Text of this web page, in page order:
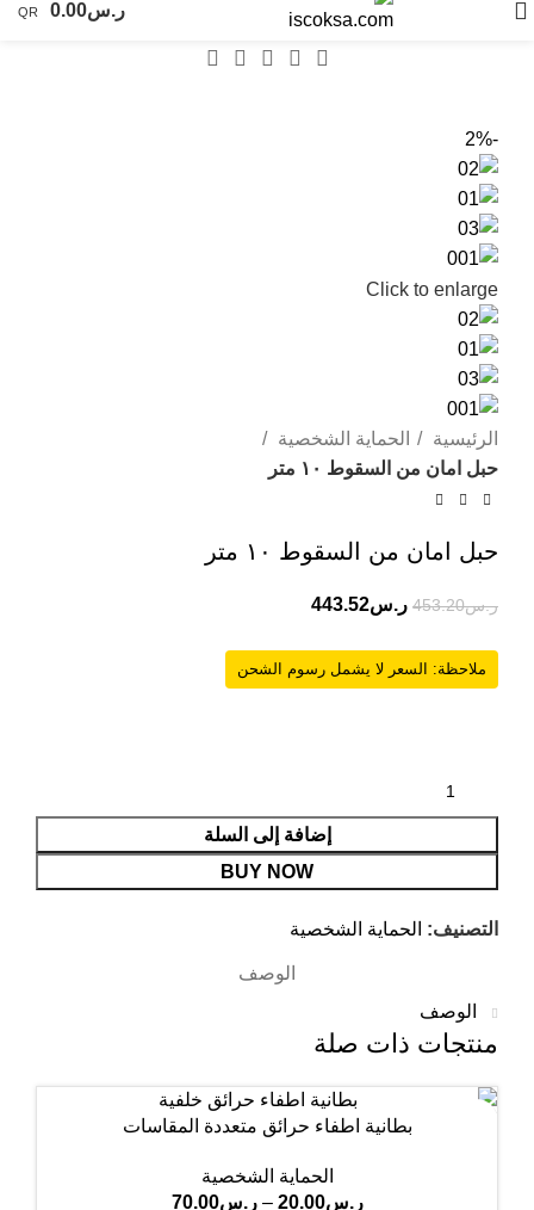
ر.س0.00
QR
-2%
Click to enlarge
الرئيسية
الحماية الشخصية
حبل امان من السقوط ١٠ متر
حبل امان من السقوط ١٠ متر
ر.س453.20 ر.س443.52
ملاحظة: السعر لا يشمل رسوم الشحن
إضافة إلى السلة
BUY NOW
التصنيف: الحماية الشخصية
الوصف
الوصف
منتجات ذات صلة
بطانية اطفاء حرائق متعددة المقاسات
الحماية الشخصية
ر.س20.00
–ر.س70.00